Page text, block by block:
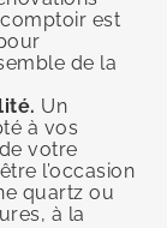
est
de la
Un
à vos
votre
l’occasion
quartz ou
à la